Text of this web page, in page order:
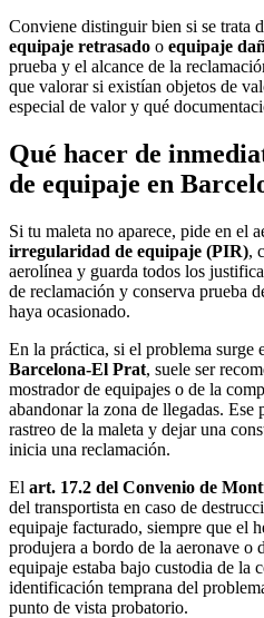
Conviene distinguir bien si se trata
equipaje retrasado o equipaje
prueba y el alcance de la
que valorar si existían objetos de
especial de valor y qué
Qué hacer de
de equipaje en
Si tu maleta no aparece, pide en el
irregularidad de equipaje (PIR),
aerolínea y guarda todos los
de reclamación y conserva prueba
haya ocasionado.
En la práctica, si el problema surge
Barcelona-El Prat, suele ser
mostrador de equipajes o de la
abandonar la zona de llegadas.
rastreo de la maleta y dejar una
inicia una reclamación.
El art. 17.2 del Convenio de
del transportista en caso de
equipaje facturado, siempre que el
produjera a bordo de la aeronave o
equipaje estaba bajo custodia de la
identificación temprana del
punto de vista probatorio.